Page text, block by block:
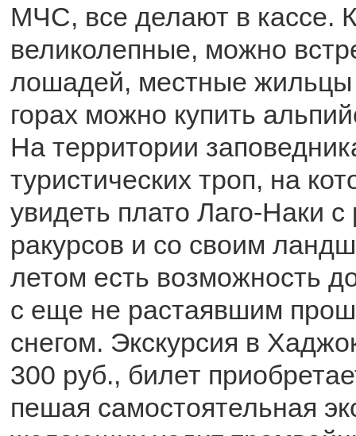
МЧС, все делают в кассе.
великолепные, можно
лошадей, местные жильцы
горах можно купить
На территории
туристических троп, на
увидеть плато Лаго-Наки с
ракурсов и со своим
летом есть возможность
с еще не растаявшим
снегом. Экскурсия в
300 руб., билет
пешая самостоятельная